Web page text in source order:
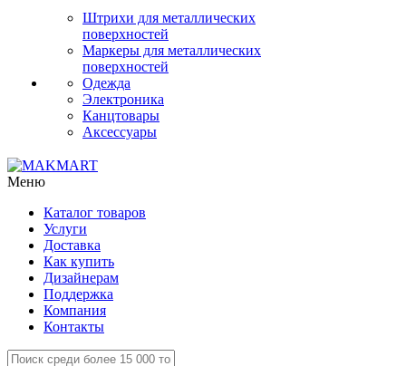
Штрихи для металлических
поверхностей
Маркеры для металлических
поверхностей
Одежда
Электроника
Канцтовары
Аксессуары
Меню
Каталог товаров
Услуги
Доставка
Как купить
Дизайнерам
Поддержка
Компания
Контакты